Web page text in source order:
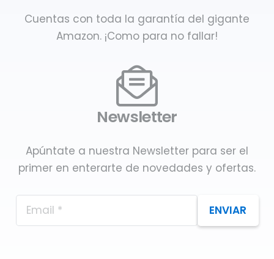
Cuentas con toda la garantía del gigante
Amazon. ¡Como para no fallar!
Newsletter
Apúntate a nuestra Newsletter para ser el
primer en enterarte de novedades y ofertas.
ENVIAR